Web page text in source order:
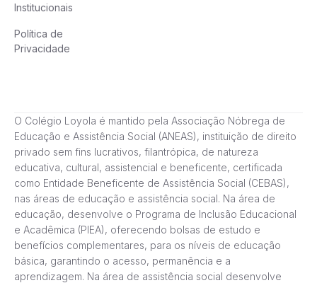
Institucionais
Política de
Privacidade
O Colégio Loyola é mantido pela Associação Nóbrega de
Educação e Assistência Social (ANEAS), instituição de direito
privado sem fins lucrativos, filantrópica, de natureza
educativa, cultural, assistencial e beneficente, certificada
como Entidade Beneficente de Assistência Social (CEBAS),
nas áreas de educação e assistência social. Na área de
educação, desenvolve o Programa de Inclusão Educacional
e Acadêmica (PIEA), oferecendo bolsas de estudo e
benefícios complementares, para os níveis de educação
básica, garantindo o acesso, permanência e a
aprendizagem. Na área de assistência social desenvolve